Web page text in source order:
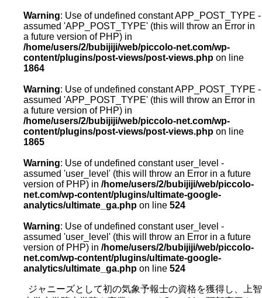
Warning: Use of undefined constant APP_POST_TYPE -
assumed 'APP_POST_TYPE' (this will throw an Error in
a future version of PHP) in
/home/users/2/bubijiji/web/piccolo-net.com/wp-
content/plugins/post-views/post-views.php on line
1864
Warning: Use of undefined constant APP_POST_TYPE -
assumed 'APP_POST_TYPE' (this will throw an Error in
a future version of PHP) in
/home/users/2/bubijiji/web/piccolo-net.com/wp-
content/plugins/post-views/post-views.php on line
1865
Warning: Use of undefined constant user_level -
assumed 'user_level' (this will throw an Error in a future
version of PHP) in /home/users/2/bubijiji/web/piccolo-
net.com/wp-content/plugins/ultimate-google-
analytics/ultimate_ga.php on line 524
Warning: Use of undefined constant user_level -
assumed 'user_level' (this will throw an Error in a future
version of PHP) in /home/users/2/bubijiji/web/piccolo-
net.com/wp-content/plugins/ultimate-google-
analytics/ultimate_ga.php on line 524
ジャニーズとして初の気象予報士の資格を獲得し、上智